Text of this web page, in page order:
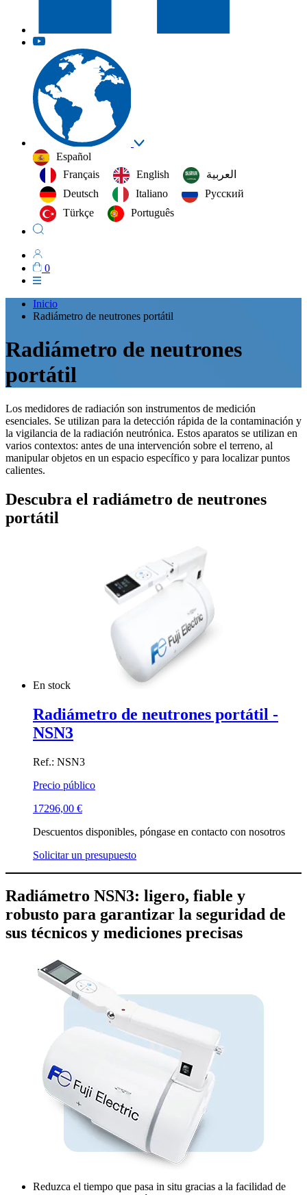
Español
Français
English
العربية‏
Deutsch
Italiano
Русский
Türkçe
Português
0
Inicio
Radiámetro de neutrones portátil
Radiámetro de neutrones
portátil
Los medidores de radiación son instrumentos de medición
esenciales. Se utilizan para la detección rápida de la contaminación y
la vigilancia de la radiación neutrónica. Estos aparatos se utilizan en
varios contextos: antes de una intervención sobre el terreno, al
manipular objetos en un espacio específico y para localizar puntos
calientes.
Descubra el radiámetro de neutrones
portátil
En stock
Radiámetro de neutrones portátil -
NSN3
Ref.: NSN3
Precio público
17296,00 €
Descuentos disponibles, póngase en contacto con nosotros
Solicitar un presupuesto
Radiámetro NSN3: ligero, fiable y
robusto para garantizar la seguridad de
sus técnicos y mediciones precisas
Reduzca el tiempo que pasa in situ gracias a la facilidad de